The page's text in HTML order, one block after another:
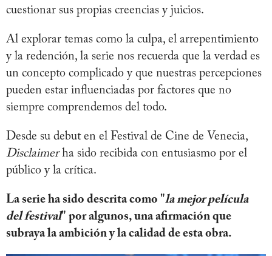
cuestionar sus propias creencias y juicios.
Al explorar temas como la culpa, el arrepentimiento
y la redención, la serie nos recuerda que la verdad es
un concepto complicado y que nuestras percepciones
pueden estar influenciadas por factores que no
siempre comprendemos del todo.
Desde su debut en el Festival de Cine de Venecia,
Disclaimerha sido recibida con entusiasmo por el
público y la crítica.
La serie ha sido descrita como "la mejor película
del festival" por algunos, una afirmación que
subraya la ambición y la calidad de esta obra.